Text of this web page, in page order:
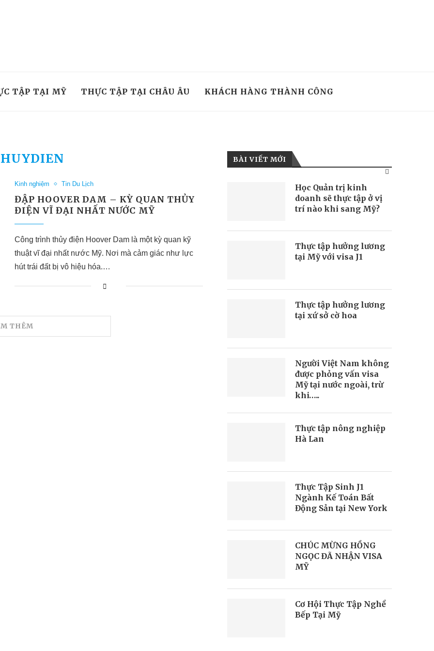
TẬP TẠI MỸ THỰC TẬP TẠI CHÂU ÂU KHÁCH HÀNG THÀNH CÔNG
Kinh nghiệm Tin Du Lịch
ĐẬP HOOVER DAM – KỲ QUAN THỦY
ĐIỆN VĨ ĐẠI NHẤT NƯỚC MỸ
Công trình thủy điện Hoover Dam là một kỳ quan kỹ
thuật vĩ đại nhất nước Mỹ. Nơi mà cảm giác như lực
hút trái đất bị vô hiệu hóa.…
THÊM
BÀI VIẾT MỚI
Học Quản trị kinh
doanh sẽ thực tập ở vị
trí nào khi sang Mỹ?
Thực tập hưởng lương
tại Mỹ với visa J1
Thực tập hưởng lương
tại xứ sở cờ hoa
Người Việt Nam không
được phỏng vấn visa
Mỹ tại nước ngoài, trừ
khi…..
Thực tập nông nghiệp
Hà Lan
Thực Tập Sinh J1
Ngành Kế Toán Bất
Động Sản tại New York
CHÚC MỪNG HỒNG
NGỌC ĐÃ NHẬN VISA
MỸ
Cơ Hội Thực Tập Nghề
Bếp Tại Mỹ